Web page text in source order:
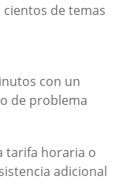
cientos de temas
con un
de problema
tarifa horaria o
adicional